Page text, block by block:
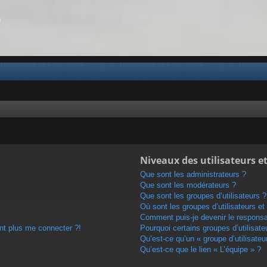
plus me connecter ?!
Niveaux des utilisateurs
Que sont les administrateurs ?
Que sont les modérateurs ?
Que sont les groupes d’utilisateurs ?
Où sont les groupes d’utilisateurs
Comment puis-je devenir le
Pourquoi certains groupes
Qu’est-ce qu’un « groupe
Qu’est-ce que le lien « L’équipe » ?